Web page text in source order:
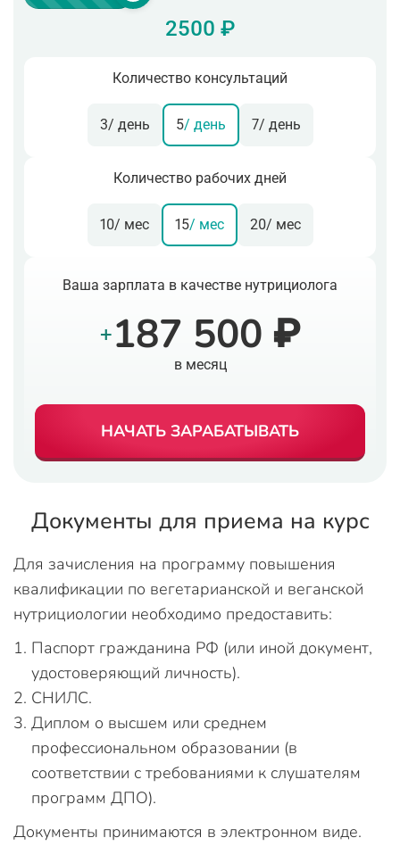
2500 ₽
Количество консультаций
3/ день 5/ день 7/ день
Количество рабочих дней
10/ мес 15/ мес 20/ мес
Ваша зарплата в качестве нутрициолога
+187 500 ₽
в месяц
НАЧАТЬ ЗАРАБАТЫВАТЬ
Документы для приема на курс
Для зачисления на программу повышения
квалификации по вегетарианской и веганской
нутрициологии необходимо предоставить:
Паспорт гражданина РФ (или иной документ,
удостоверяющий личность).
СНИЛС.
Диплом о высшем или среднем
профессиональном образовании (в
соответствии с требованиями к слушателям
программ ДПО).
Документы принимаются в электронном виде.